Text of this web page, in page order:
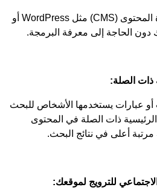
يمكن أن يساعدك نظام إدارة المحتوى (CMS) مثل WordPress أو
أو عبارات يستخدمها الأشخاص للبحث
ذات الصلة في المحتوى
أعلى في نتائج البحث.